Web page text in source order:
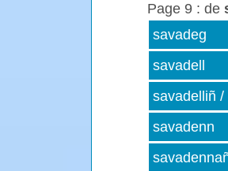
Page 9 : de
savadeg
savadell
savadelliñ /
savadenn